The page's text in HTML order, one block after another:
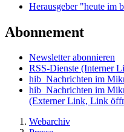
Herausgeber "heute im
Abonnement
Newsletter abonnieren
RSS-Dienste (Interner
hib_Nachrichten im
hib_Nachrichten im
(Externer Link, Link
Webarchiv